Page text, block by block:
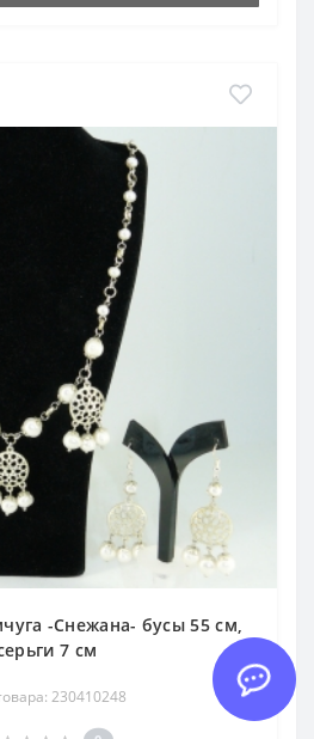
-Снежана- бусы 55 см,
7 см
230410248